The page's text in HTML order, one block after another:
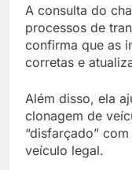
A consulta do
processos de
confirma que as
corretas e
Além disso, ela
clonagem de
“disfarçado”
veículo legal.